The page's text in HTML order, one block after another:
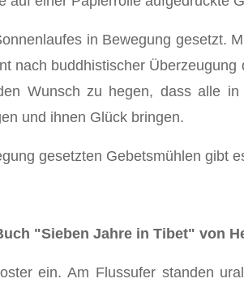
in Bewegung gesetzt.
nach buddhistischer
Wunsch zu hegen, dass alle
und ihnen Glück bringen.
gesetzten Gebetsmühlen gibt
"Sieben Jahre in Tibet" von
ein. Am Flussufer standen